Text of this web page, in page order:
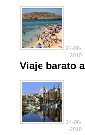
24-08-
2010
Viaje barato
24-08-
2010